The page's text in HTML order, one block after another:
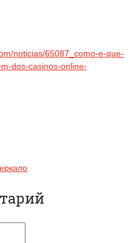
noticias/65087_como-e-que-
dos-casinos-online-